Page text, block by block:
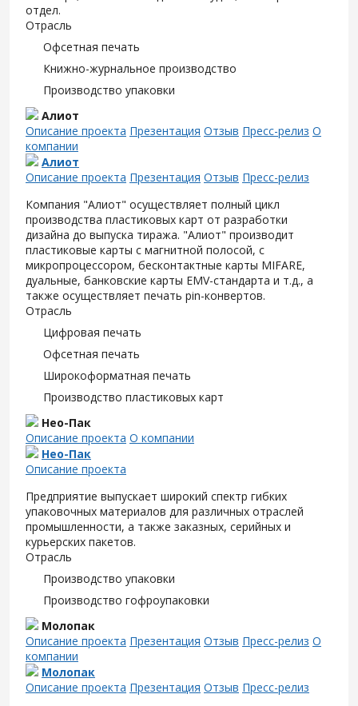
отдел.
Отрасль
Офсетная печать
Книжно-журнальное производство
Производство упаковки
Алиот
Описание проекта Презентация Отзыв Пресс-релиз О
компании
Алиот
Описание проекта Презентация Отзыв Пресс-релиз
Компания "Алиот" осуществляет полный цикл
производства пластиковых карт от разработки
дизайна до выпуска тиража. "Алиот" производит
пластиковые карты с магнитной полосой, с
микропроцессором, бесконтактные карты MIFARE,
дуальные, банковские карты EMV-стандарта и т.д., а
также осуществляет печать pin-конвертов.
Отрасль
Цифровая печать
Офсетная печать
Широкоформатная печать
Производство пластиковых карт
Нео-Пак
Описание проекта О компании
Нео-Пак
Описание проекта
Предприятие выпускает широкий спектр гибких
упаковочных материалов для различных отраслей
промышленности, а также заказных, серийных и
курьерских пакетов.
Отрасль
Производство упаковки
Производство гофроупаковки
Молопак
Описание проекта Презентация Отзыв Пресс-релиз О
компании
Молопак
Описание проекта Презентация Отзыв Пресс-релиз